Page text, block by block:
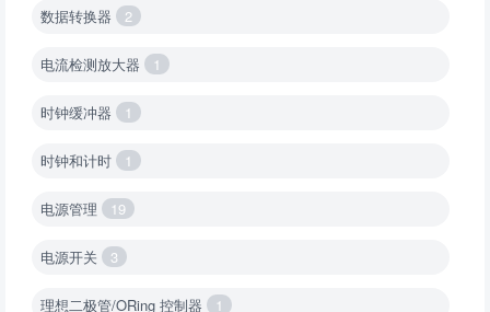
数据转换器 2
电流检测放大器 1
时钟缓冲器 1
时钟和计时 1
电源管理 19
电源开关 3
理想二极管/ORing 控制器 1